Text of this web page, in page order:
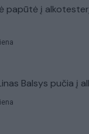
papūtė į
Balsys pučia į